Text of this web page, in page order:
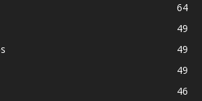
64
49
49
49
46